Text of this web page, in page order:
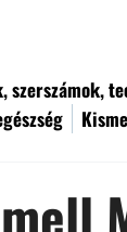
szerszámok,